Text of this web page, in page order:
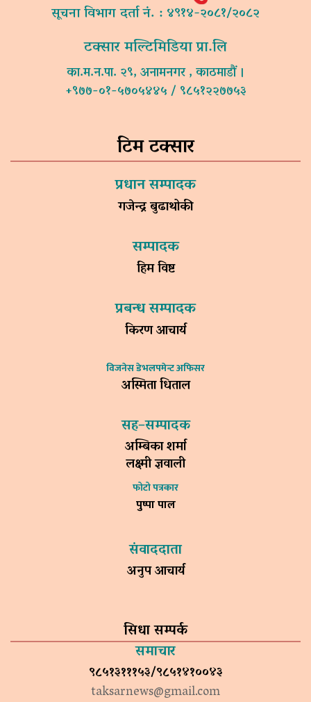
सूचना विभाग दर्ता नं. : ४९१४-२०८१/२०८२
टक्सार मल्टिमिडिया प्रा.लि
का.म.न.पा. २९, अनामनगर , काठमाडौं ।
+९७७-०१-५७०५४४५ / ९८५१२२७७५३
टिम टक्सार
प्रधान सम्पादक
गजेन्द्र बुढाथोकी
सम्पादक
हिम विष्ट
प्रबन्ध सम्पादक
किरण आचार्य
विजनेस डेभलपमेन्ट अफिसर
अस्मिता धिताल
सह–सम्पादक
अम्बिका शर्मा
लक्ष्मी ज्ञवाली
फोटो पत्रकार
पुष्पा पाल
संवाददाता
अनुप आचार्य
सिधा सम्पर्क
समाचार
९८५१३१११५३/९८५१४१००४३
taksarnews@gmail.com